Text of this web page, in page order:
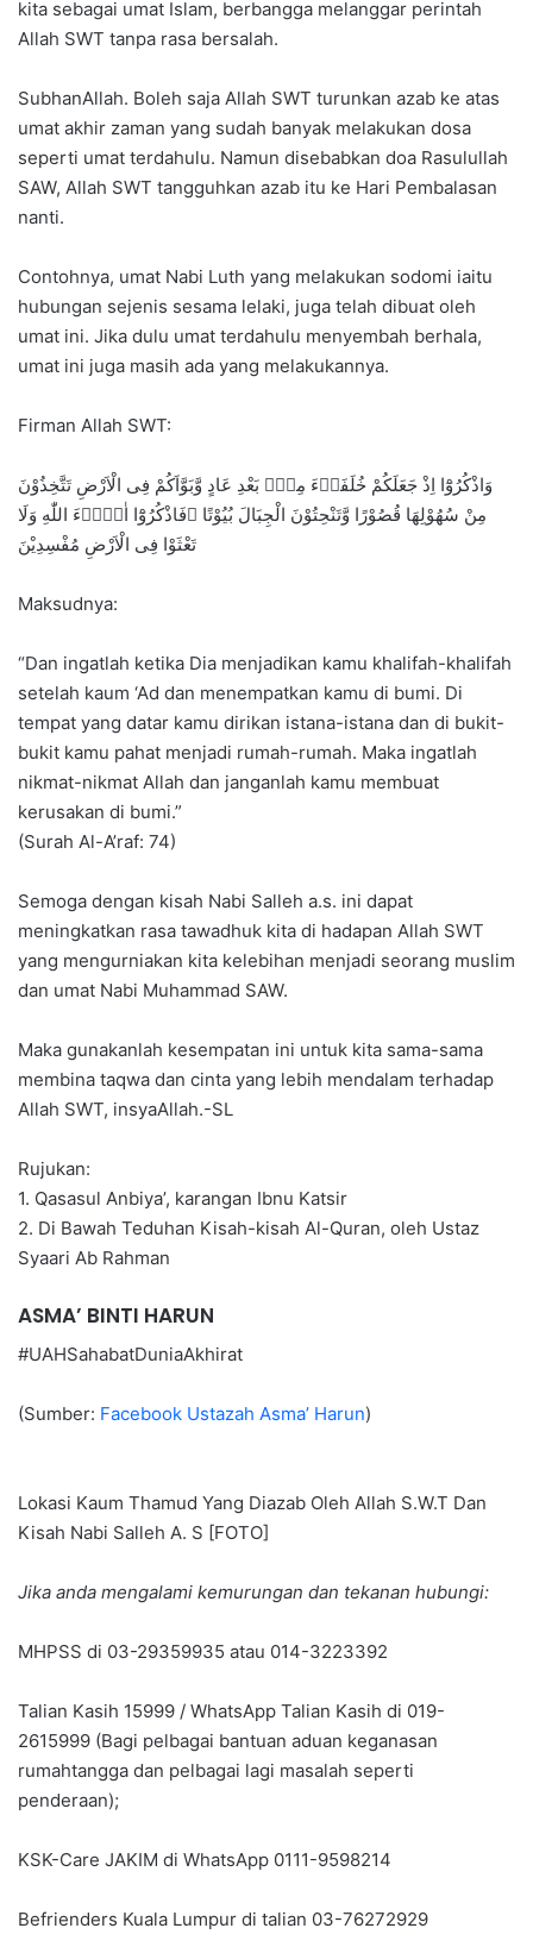
kita sebagai umat Islam, berbangga melanggar perintah
Allah SWT tanpa rasa bersalah.
SubhanAllah. Boleh saja Allah SWT turunkan azab ke atas
umat akhir zaman yang sudah banyak melakukan dosa
seperti umat terdahulu. Namun disebabkan doa Rasulullah
SAW, Allah SWT tangguhkan azab itu ke Hari Pembalasan
nanti.
Contohnya, umat Nabi Luth yang melakukan sodomi iaitu
hubungan sejenis sesama lelaki, juga telah dibuat oleh
umat ini. Jika dulu umat terdahulu menyembah berhala,
umat ini juga masih ada yang melakukannya.
Firman Allah SWT:
وَاذْكُرُوْٓا اِذْ جَعَلَكُمْ خُلَفَاۤءَ مِنْۢ بَعْدِ عَادٍ وَّبَوَّاَكُمْ فِى الْاَرْضِ تَتَّخِذُوْنَ
مِنْ سُهُوْلِهَا قُصُوْرًا وَّتَنْحِتُوْنَ الْجِبَالَ بُيُوْتًا ۚفَاذْكُرُوْٓا اٰلَاۤءَ اللّٰهِ وَلَا
تَعْثَوْا فِى الْاَرْضِ مُفْسِدِيْنَ
Maksudnya:
“Dan ingatlah ketika Dia menjadikan kamu khalifah-khalifah
setelah kaum ‘Ad dan menempatkan kamu di bumi. Di
tempat yang datar kamu dirikan istana-istana dan di bukit-
bukit kamu pahat menjadi rumah-rumah. Maka ingatlah
nikmat-nikmat Allah dan janganlah kamu membuat
kerusakan di bumi.”
(Surah Al-A’raf: 74)
Semoga dengan kisah Nabi Salleh a.s. ini dapat
meningkatkan rasa tawadhuk kita di hadapan Allah SWT
yang mengurniakan kita kelebihan menjadi seorang muslim
dan umat Nabi Muhammad SAW.
Maka gunakanlah kesempatan ini untuk kita sama-sama
membina taqwa dan cinta yang lebih mendalam terhadap
Allah SWT, insyaAllah.-SL
Rujukan:
1. Qasasul Anbiya’, karangan Ibnu Katsir
2. Di Bawah Teduhan Kisah-kisah Al-Quran, oleh Ustaz
Syaari Ab Rahman
ASMA’ BINTI HARUN
#UAHSahabatDuniaAkhirat
(Sumber: Facebook Ustazah Asma’ Harun)
Lokasi Kaum Thamud Yang Diazab Oleh Allah S.W.T Dan
Kisah Nabi Salleh A. S [FOTO]
Jika anda mengalami kemurungan dan tekanan hubungi:
MHPSS di 03-29359935 atau 014-3223392
Talian Kasih 15999 / WhatsApp Talian Kasih di 019-
2615999 (Bagi pelbagai bantuan aduan keganasan
rumahtangga dan pelbagai lagi masalah seperti
penderaan);
KSK-Care JAKIM di WhatsApp 0111-9598214
Befrienders Kuala Lumpur di talian 03-76272929